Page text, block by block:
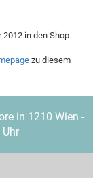
2012 in den Shop
zu diesem
in 1210 Wien -